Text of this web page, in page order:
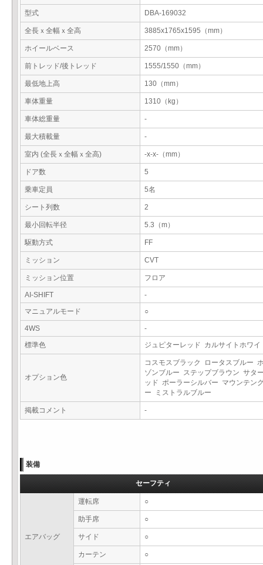
型式 DBA-169032
全長ｘ全幅ｘ全高 3885x1765x1595（mm）
ホイールベース 2570（mm）
前トレッド/後トレッド 1555/1550（mm）
最低地上高 130（mm）
車体重量 1310（kg）
車体総重量 -
最大積載量 -
室内 (全長ｘ全幅ｘ全高) -x-x-（mm）
ドア数 5
乗車定員 5名
シート列数 2
最小回転半径 5.3（m）
駆動方式 FF
ミッション CVT
ミッション位置 フロア
AI-SHIFT
-
マニュアルモード
○
4WS
-
標準色
ジュピターレッド カルサイトホワ
オプション色
コスモスブラック ロータスブルー
ゾンブルー ステップブラウン サタ
ッド ポーラーシルバー マウンテン
ー ミストラルブルー
掲載コメント -
装備
セーフティ
エアバッグ
運転席 ○
助手席 ○
サイド ○
カーテン ○